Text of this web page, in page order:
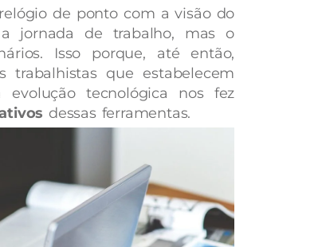
de ponto com a visão do
jornada de trabalho, mas o
Isso porque, até então,
trabalhistas que estabelecem
tecnológica nos fez
dessas ferramentas.